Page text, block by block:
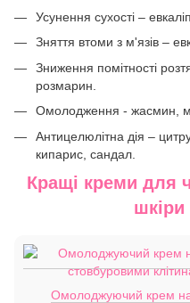
Усунення сухості –
Зняття втоми з м'язів –
Зниження помітності
розмарин.
Омолодження - жасмин,
Антицелюлітна дія –
кипарис, сандал.
Кращі креми для
Омолоджуючий крем